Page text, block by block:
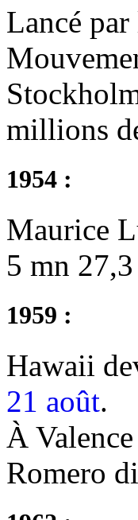
Lancé
millions
1954 :
Maurice
5 mn 27,3
1959 :
Hawaii
21 août.
À
Romero